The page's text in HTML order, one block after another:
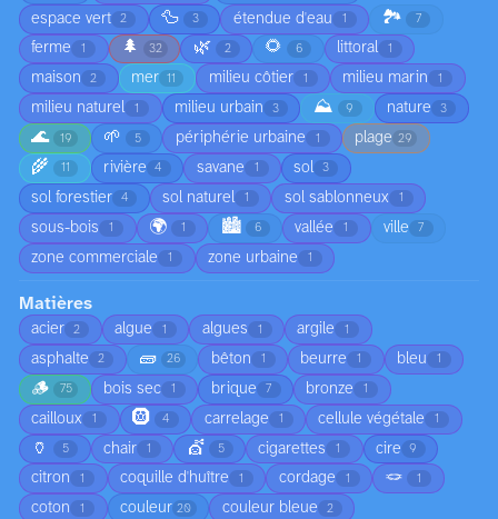
espace vert 2 🦆 3 étendue d'eau 1 🏞️ 7
ferme 1 🌲 32 🌿 2 🌻 6 littoral 1
maison 2 mer 11 milieu côtier 1 milieu marin 1
milieu naturel 1 milieu urbain 3 ⛰️ 9 nature 3
🌊 19 🌱 5 périphérie urbaine 1 plage 29
🌾 11 rivière 4 savane 1 sol 3
sol forestier 4 sol naturel 1 sol sablonneux 1
sous-bois 1 🌍 1 🏙️ 6 vallée 1 ville 7
zone commerciale 1 zone urbaine 1
Matières
acier 2 algue 1 algues 1 argile 1
asphalte 2 🧱 26 bêton 1 beurre 1 bleu 1
🪵 75 bois sec 1 brique 7 bronze 1
cailloux 1 🛞 4 carrelage 1 cellule végétale 1
🏺 5 chair 1 💇 5 cigarettes 1 cire 9
citron 1 coquille d'huître 1 cordage 1 🪢 1
coton 1 couleur 20 couleur bleue 2